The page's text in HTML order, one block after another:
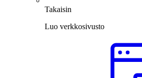
Takaisin
Luo verkkosivusto